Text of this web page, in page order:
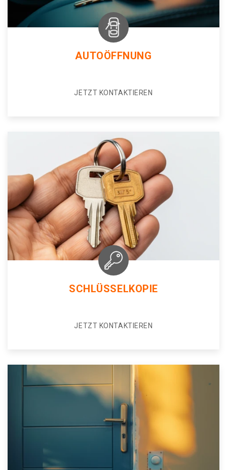
AUTOÖFFNUNG
JETZT KONTAKTIEREN
SCHLÜSSELKOPIE
JETZT KONTAKTIEREN